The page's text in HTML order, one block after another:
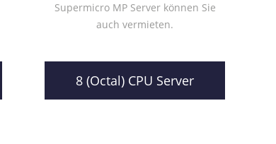
Supermicro MP Server können Sie
auch vermieten.
8 (Octal) CPU Server